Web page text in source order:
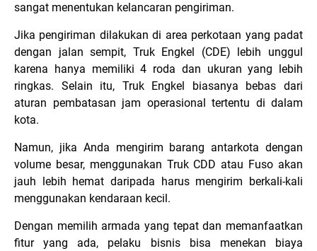
sangat menentukan kelancaran pengiriman.
Jika pengiriman dilakukan di area perkotaan yang padat
dengan jalan sempit, Truk Engkel (CDE) lebih unggul
karena hanya memiliki 4 roda dan ukuran yang lebih
ringkas. Selain itu, Truk Engkel biasanya bebas dari
aturan pembatasan jam operasional tertentu di dalam
kota.
Namun, jika Anda mengirim barang antarkota dengan
volume besar, menggunakan Truk CDD atau Fuso akan
jauh lebih hemat daripada harus mengirim berkali-kali
menggunakan kendaraan kecil.
Dengan memilih armada yang tepat dan memanfaatkan
fitur yang ada, pelaku bisnis bisa menekan biaya